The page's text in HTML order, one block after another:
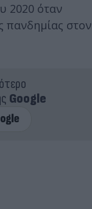
2020 όταν
πανδημίας στον
Google